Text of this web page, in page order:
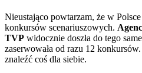
Nieustająco powtarzam, że w
konkursów scenariuszowych.
TVP widocznie doszła do tego
zaserwowała od razu 12
znaleźć coś dla siebie.